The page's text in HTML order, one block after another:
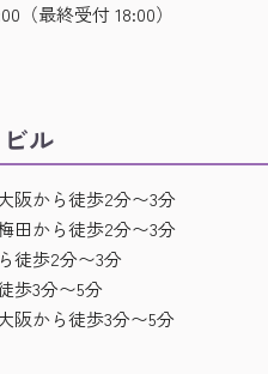
（最終受付 18:00）
ル
阪から徒歩2分〜3分
田から徒歩2分〜3分
徒歩2分〜3分
歩3分〜5分
阪から徒歩3分〜5分